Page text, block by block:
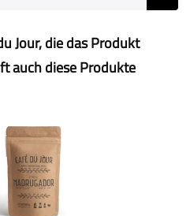
Jour, die das Produkt
auch diese Produkte